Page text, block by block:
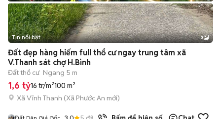
Tin nổi bật 3
Đất đẹp hàng hiếm full thổ cư ngay trung tâm xã
V.Thanh sát chợ H.Bình
Đất thổ cư Ngang 5 m
1,6 tỷ16 tr/m²100 m²
Xã Vĩnh Thanh (Xã Phước An mới)